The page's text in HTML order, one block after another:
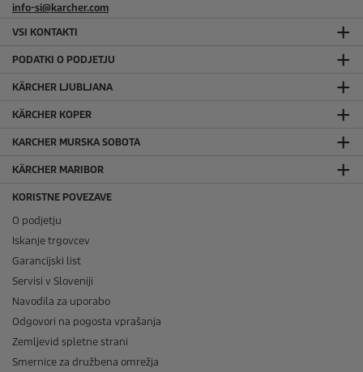
info-si@karcher.com
VSI KONTAKTI
PODATKI O PODJETJU
KÄRCHER LJUBLJANA
KÄRCHER KOPER
KARCHER MURSKA SOBOTA
KÄRCHER MARIBOR
KORISTNE POVEZAVE
O podjetju
Iskanje trgovcev
Garancijski list
Servisi v Sloveniji
Navodila za uporabo
Odgovori na pogosta vprašanja
Zemljevid spletne strani
Smernice za družbena omrežja